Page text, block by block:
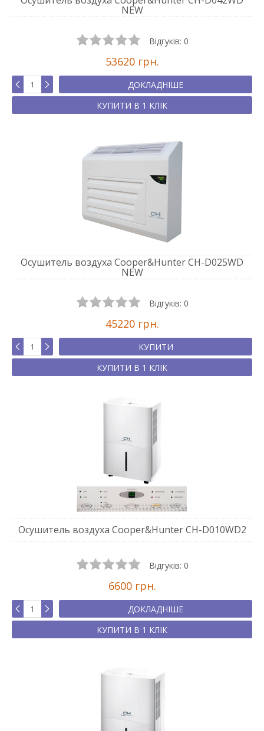
NEW
Відгуків: 0
53620 грн.
ДОКЛАДНІШЕ
КУПИТИ В 1 КЛІК
Осушитель воздуха Cooper&Hunter CH-D025WD
NEW
Відгуків: 0
45220 грн.
КУПИТИ
КУПИТИ В 1 КЛІК
Осушитель воздуха Cooper&Hunter CH-D010WD2
Відгуків: 0
6600 грн.
ДОКЛАДНІШЕ
КУПИТИ В 1 КЛІК